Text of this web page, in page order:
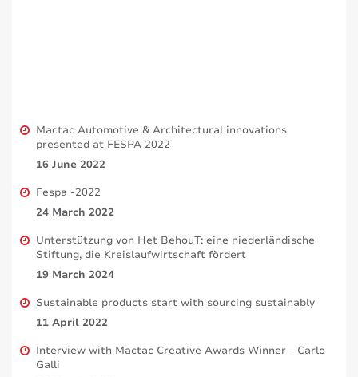
Mactac Automotive & Architectural innovations
presented at FESPA 2022
16 June 2022
Fespa -2022
24 March 2022
Unterstützung von Het BehouT: eine niederländische
Stiftung, die Kreislaufwirtschaft fördert
19 March 2024
Sustainable products start with sourcing sustainably
11 April 2022
Interview with Mactac Creative Awards Winner - Carlo
Galli